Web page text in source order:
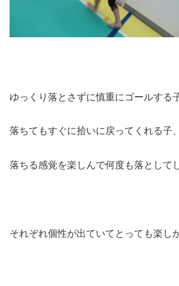
ゆっくり落とさずに慎重にゴールする子
落ちてもすぐに拾いに戻ってくれる子、
落ちる感覚を楽しんで何度も落として
それぞれ個性が出ていてとっても楽し